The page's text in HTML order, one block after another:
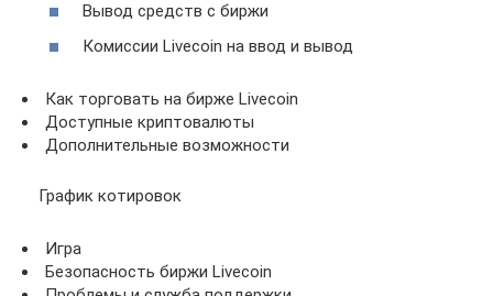
Вывод средств с биржи
Комиссии Livecoin на ввод и вывод
Как торговать на бирже Livecoin
Доступные криптовалюты
Дополнительные возможности
График котировок
Игра
Безопасность биржи Livecoin